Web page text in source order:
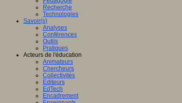
Recherche
Technologies
Savoir(s)
Analyses
Conférences
Outils
Pratiques
Acteurs de l'éducation
Animateurs
Chercheurs
Collectivités
Editeurs
EdTech
Encadrement